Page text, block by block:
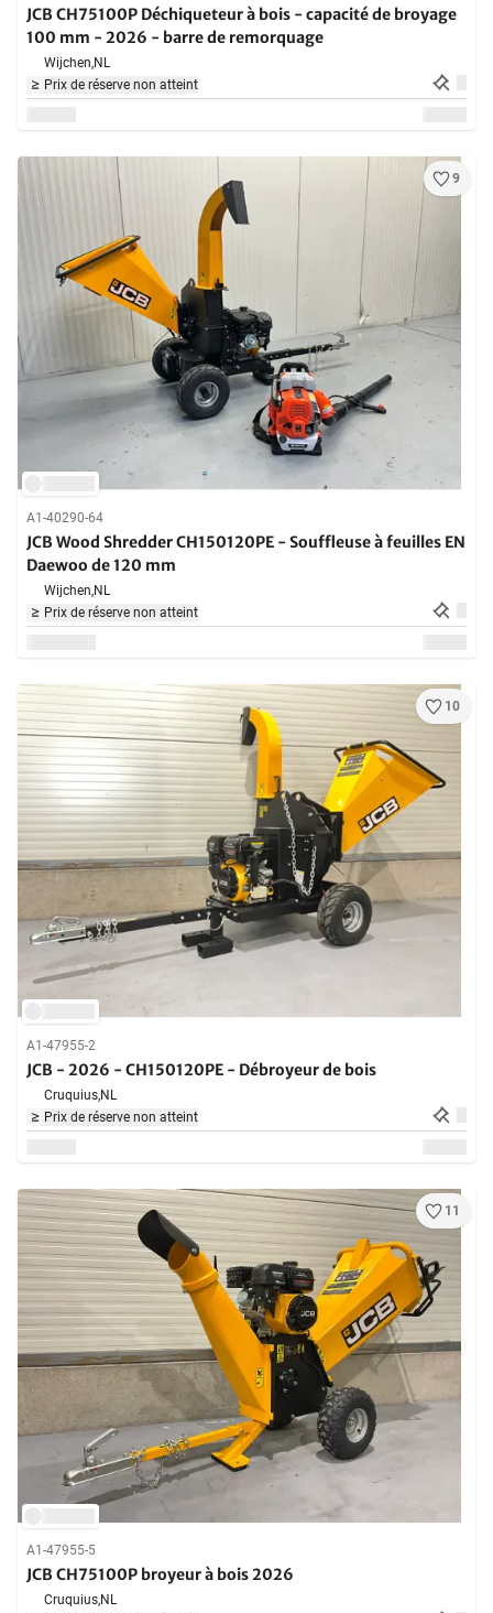
JCB CH75100P Déchiqueteur à bois - capacité de broyage
100 mm - 2026 - barre de remorquage
Wijchen,NL
Prix de réserve non atteint
9
A1-40290-64
JCB Wood Shredder CH150120PE - Souffleuse à feuilles EN
Daewoo de 120 mm
Wijchen,NL
Prix de réserve non atteint
10
A1-47955-2
JCB - 2026 - CH150120PE - Débroyeur de bois
Cruquius,NL
Prix de réserve non atteint
11
A1-47955-5
JCB CH75100P broyeur à bois 2026
Cruquius,NL